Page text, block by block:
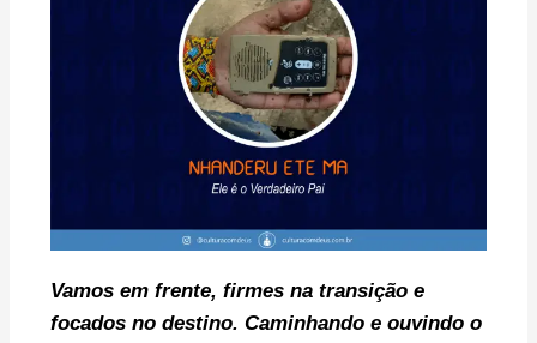
Vamos em frente, firmes na transição e
focados no destino. Caminhando e ouvindo o